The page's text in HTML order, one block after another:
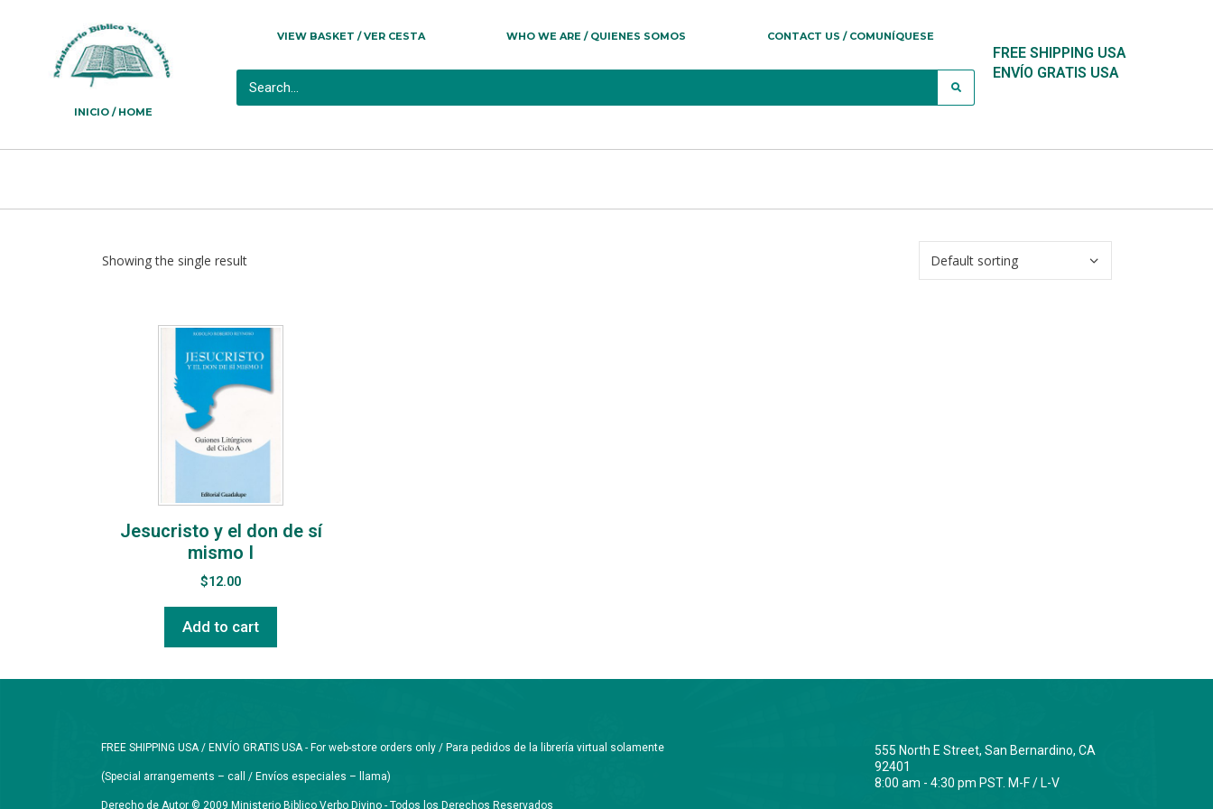
INICIO / HOME
VIEW BASKET / VER CESTA WHO WE ARE / QUIENES SOMOS CONTACT US / COMUNÍQUESE
FREE SHIPPING USA
ENVÍO GRATIS USA
Showing the single result
Jesucristo y el don de sí
mismo I
$12.00
Add to cart
FREE SHIPPING USA / ENVÍO GRATIS USA - For web-store orders only / Para pedidos de la librería virtual solamente
(Special arrangements – call / Envíos especiales – llama)
Derecho de Autor © 2009 Ministerio Biblico Verbo Divino - Todos los Derechos Reservados
555 North E Street, San Bernardino, CA
92401
8:00 am - 4:30 pm PST. M-F / L-V